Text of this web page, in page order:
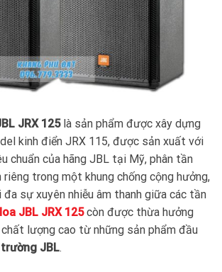
JRX 125là sản phẩm được xây dựng
kinh điển JRX 115, được sản xuất với
chuẩn của hãng JBL tại Mỹ, phân tần
trong một khung chống cộng hưởng,
sự xuyên nhiễu âm thanh giữa các tần
loa JBL JRX 125còn được thừa hưởng
chất lượng cao từ những sản phẩm đầu
JBL.